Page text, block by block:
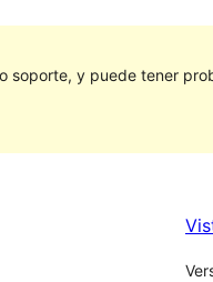
soporte, y puede tener